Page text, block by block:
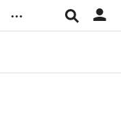
...